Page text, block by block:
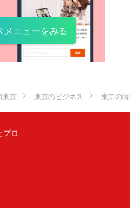
メニューをみる
東京 東京のビジネス 東京の
プロ